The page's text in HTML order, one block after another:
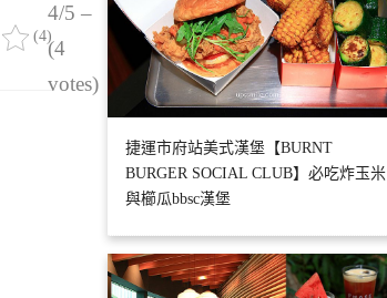
4/5 –
(4
votes)
(4)
捷運市府站美式漢堡【BURNT
BURGER SOCIAL CLUB】必吃炸玉米
與櫛瓜bbsc漢堡